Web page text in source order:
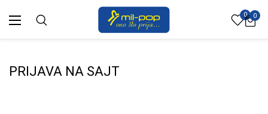
0 0
PRIJAVA NA SAJT